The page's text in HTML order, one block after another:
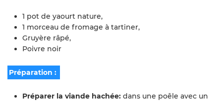
1 pot de yaourt nature,
1 morceau de fromage à tartiner,
Gruyère râpé,
Poivre noir
Préparation :
Préparer la viande hachée: dans une poêle avec un